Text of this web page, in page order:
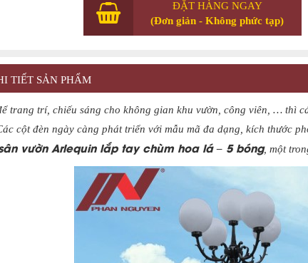
ĐẶT HÀNG NGAY
(Đơn giản - Không phức tạp)
TIẾT SẢN PHẨM
trang trí, chiếu sáng cho không gian khu vườn, công viên, … thì
cột đèn ngày càng phát triển với mẫu mã đa dạng, kích thước
vườn Arlequin lắp tay chùm hoa lá – 5 bóng, một